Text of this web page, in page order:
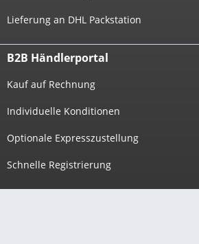
Lieferung an DHL Packstation
B2B Händlerportal
Kauf auf Rechnung
Individuelle Konditionen
Optionale Expresszustellung
Schnelle Registrierung